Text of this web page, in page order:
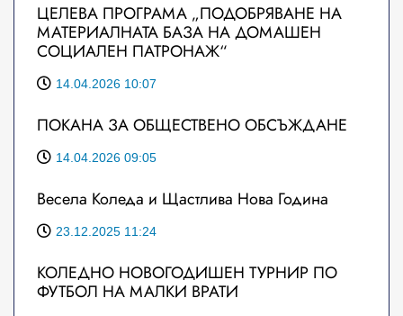
ЦЕЛЕВА ПРОГРАМА „ПОДОБРЯВАНЕ НА
МАТЕРИАЛНАТА БАЗА НА ДОМАШЕН
СОЦИАЛЕН ПАТРОНАЖ“
14.04.2026 10:07
ПОКАНА ЗА ОБЩЕСТВЕНО ОБСЪЖДАНЕ
14.04.2026 09:05
Весела Коледа и Щастлива Нова Година
23.12.2025 11:24
КОЛЕДНО НОВОГОДИШЕН ТУРНИР ПО
ФУТБОЛ НА МАЛКИ ВРАТИ